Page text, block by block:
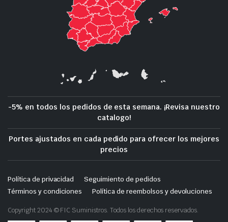
-5% en todos los pedidos de esta semana. ¡Revisa nuestro
catalogo!
Portes ajustados en cada pedido para ofrecer los mejores
precios
Política de privacidad
Seguimiento de pedidos
Términos y condiciones
Política de reembolsos y devoluciones
Copyright 2024 © FIC Suministros. Todos los derechos reservados.